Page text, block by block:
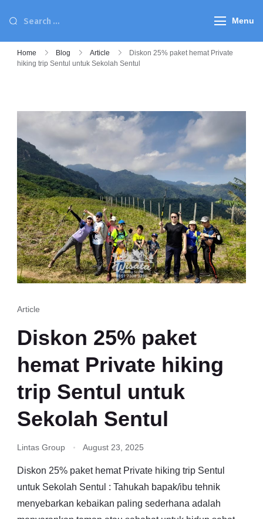
Menu
Home Blog Article
Diskon 25% paket hemat Private
hiking trip Sentul untuk Sekolah Sentul
Article
Diskon 25% paket
hemat Private hiking
trip Sentul untuk
Sekolah Sentul
Lintas Group August 23, 2025
Diskon 25% paket hemat Private hiking trip Sentul
untuk Sekolah Sentul : Tahukah bapak/ibu tehnik
menyebarkan kebaikan paling sederhana adalah